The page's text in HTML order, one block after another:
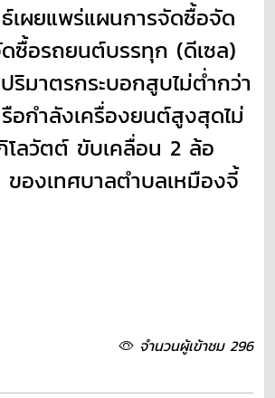
เผยแพร่แผนการจัดซื้อจัด
ซื้อรถยนต์บรรทุก (ดีเซล)
มาตรกระบอกสูบไม่ต่ำกว่า
อกำลังเครื่องยนต์สูงสุดไม่
โลวัตต์ ขับเคลื่อน 2 ล้อ
องเทศบาลตำบลเหมืองจี้
จำนวนผู้เข้าชม 296